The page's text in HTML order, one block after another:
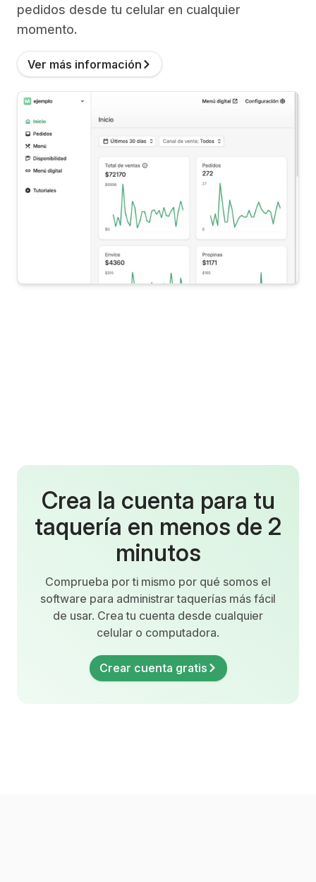
pedidos desde tu celular en cualquier
momento.
Ver más información
Crea la cuenta para tu
taquería en menos de 2
minutos
Comprueba por ti mismo por qué somos el
software para administrar taquerías más fácil
de usar. Crea tu cuenta desde cualquier
celular o computadora.
Crear cuenta gratis